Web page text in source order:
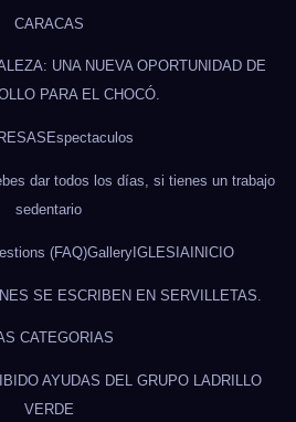
CARACAS
UNA NUEVA OPORTUNIDAD DE
PARA EL CHOCÓ.
Espectaculos
dar todos los días, si tienes un trabajo
sedentario
(FAQ)GalleryIGLESIA INICIO
SE ESCRIBEN EN SERVILLETAS.
CATEGORIAS
AYUDAS DEL GRUPO LADRILLO
VERDE